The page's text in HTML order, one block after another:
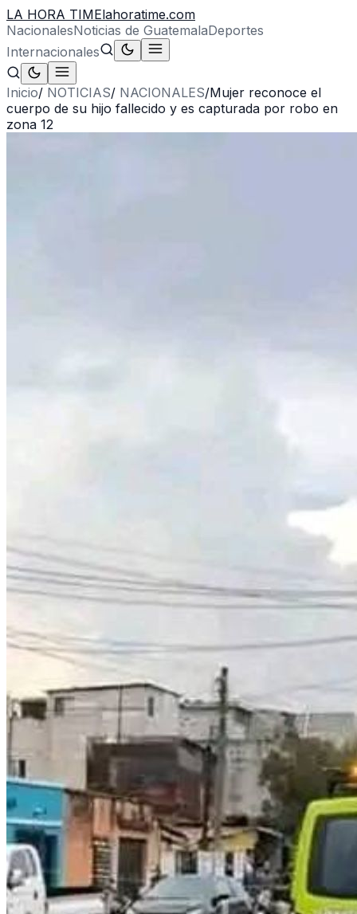
LA HORA TIMElahoratime.com
NacionalesNoticias de GuatemalaDeportes
Internacionales
Inicio/ NOTICIAS/ NACIONALES/Mujer reconoce el
cuerpo de su hijo fallecido y es capturada por robo en
zona 12